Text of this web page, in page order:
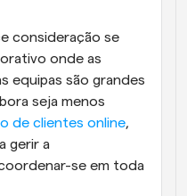
consideração se
onde as
equipas são grandes
seja menos
de clientes online,
gerir a
se em toda